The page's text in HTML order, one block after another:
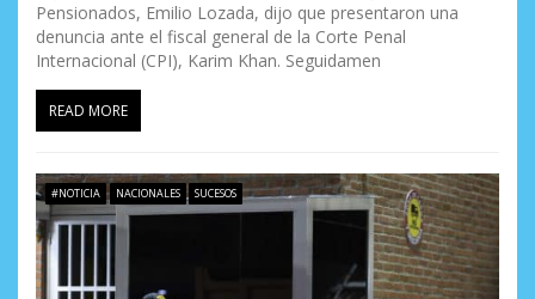
Pensionados, Emilio Lozada, dijo que presentaron una
denuncia ante el fiscal general de la Corte Penal
Internacional (CPI), Karim Khan. Seguidamen
READ MORE
#NOTICIA NACIONALES SUCESOS